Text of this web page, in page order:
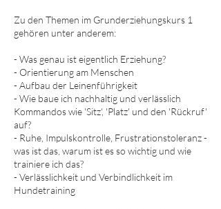
Zu den Themen im Grunderziehungskurs 1
gehören unter anderem:
- Was genau ist eigentlich Erziehung?
- Orientierung am Menschen
- Aufbau der Leinenführigkeit
- Wie baue ich nachhaltig und verlässlich
Kommandos wie 'Sitz', 'Platz' und den 'Rückruf'
auf?
- Ruhe, Impulskontrolle, Frustrationstoleranz -
was ist das, warum ist es so wichtig und wie
trainiere ich das?
- Verlässlichkeit und Verbindlichkeit im
Hundetraining